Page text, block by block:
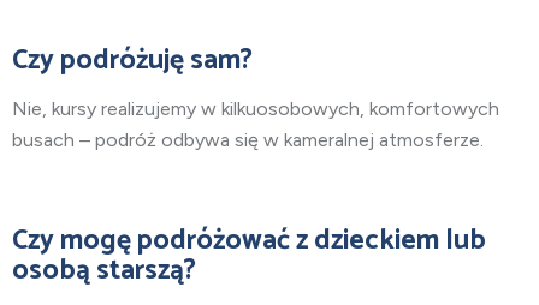
Czy podróżuję sam?
Nie, kursy realizujemy w kilkuosobowych, komfortowych
busach – podróż odbywa się w kameralnej atmosferze.
Czy mogę podróżować z dzieckiem lub
osobą starszą?